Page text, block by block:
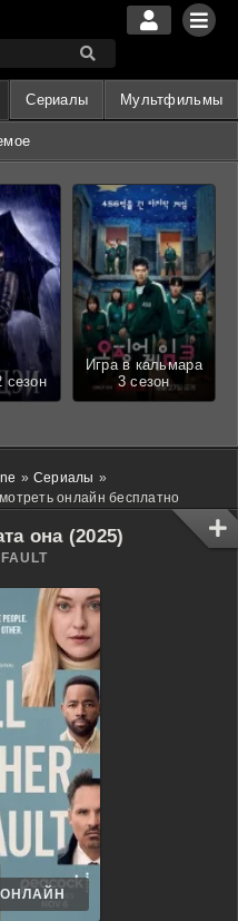
Сериалы Мультфильмы
сезон
Игра в кальмара
3 сезон
» Сериалы »
онлайн бесплатно
она (2025)